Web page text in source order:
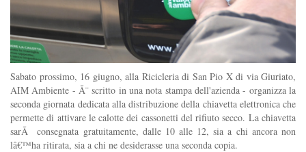
Sabato prossimo, 16 giugno, alla Ricicleria di San Pio X di via Giuriato,
AIM Ambiente - Ã¨ scritto in una nota stampa dell'azienda - organizza la
seconda giornata dedicata alla distribuzione della chiavetta elettronica che
permette di attivare le calotte dei cassonetti del rifiuto secco. La chiavetta
sarÃ consegnata gratuitamente, dalle 10 alle 12, sia a chi ancora non
lâ€™ha ritirata, sia a chi ne desiderasse una seconda copia.